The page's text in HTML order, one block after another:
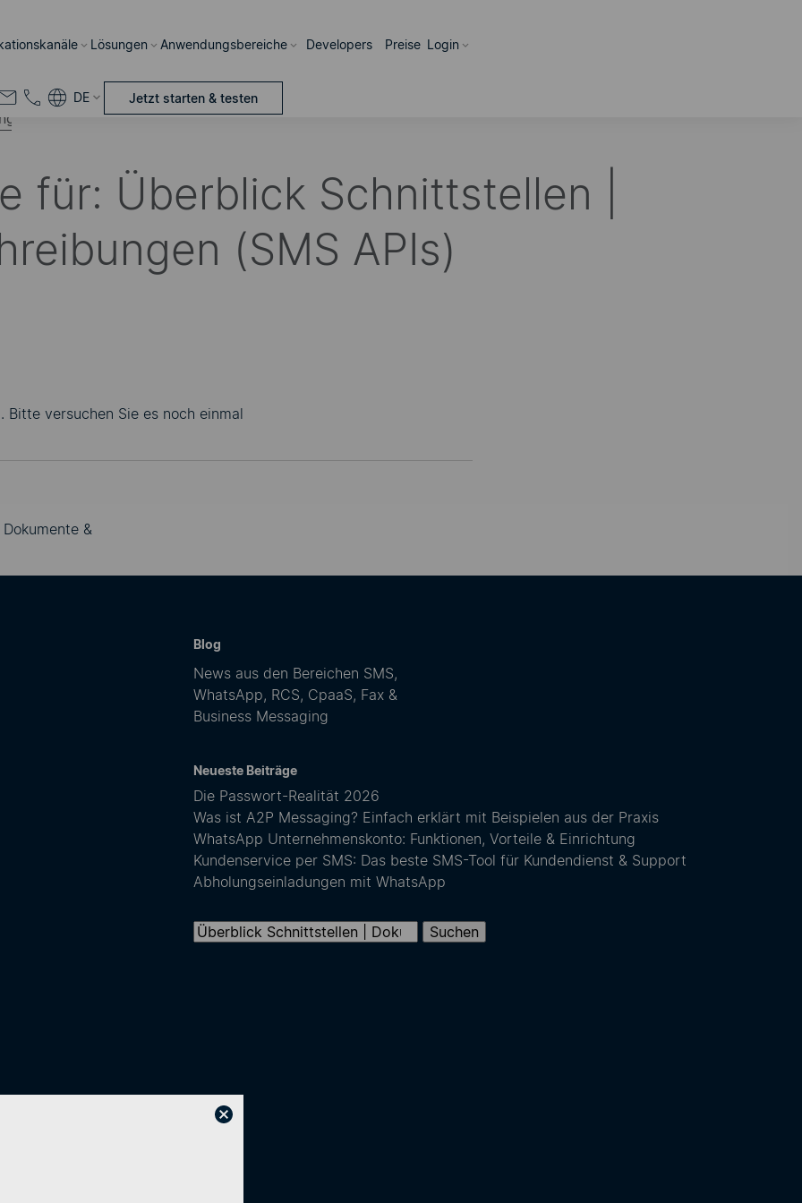
Lösungen Anwendungsbereiche Developers Preise Login
DE Jetzt starten & testen
für: Überblick Schnittstellen |
(SMS APIs)
versuchen Sie es noch einmal
&
Blog
News aus den Bereichen SMS,
WhatsApp, RCS, CpaaS, Fax &
Business Messaging
Neueste Beiträge
Die Passwort-Realität 2026
Was ist A2P Messaging? Einfach erklärt mit Beispielen aus der Praxis
WhatsApp Unternehmenskonto: Funktionen, Vorteile & Einrichtung
Kundenservice per SMS: Das beste SMS-Tool für Kundendienst & Support
Abholungseinladungen mit WhatsApp
Suchen nach: